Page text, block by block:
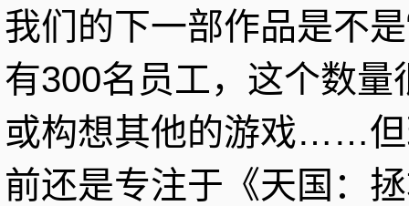
我们的下一部作品是不
有300名员工，这个数
或构想其他的游戏……但
前还是专注于《天国：